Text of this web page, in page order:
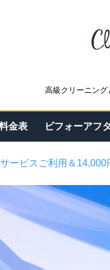
高級クリーニン
金表 ビフォーアフ
ービスご利用＆14,000